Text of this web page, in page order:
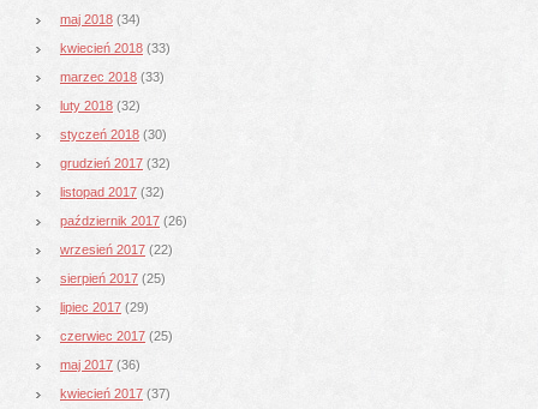
maj 2018 (34)
kwiecień 2018 (33)
marzec 2018 (33)
luty 2018 (32)
styczeń 2018 (30)
grudzień 2017 (32)
listopad 2017 (32)
październik 2017 (26)
wrzesień 2017 (22)
sierpień 2017 (25)
lipiec 2017 (29)
czerwiec 2017 (25)
maj 2017 (36)
kwiecień 2017 (37)